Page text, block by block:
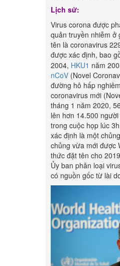
Lịch sử:
Virus corona được
quản truyền nhiễm ở
tên là coronavirus
được xác định, bao
2004, HKU1 năm
nCoV (Novel
đường hô hấp
coronavirus mới
tháng 1 năm 2020,
lên hơn 14.500
trong cuộc họp lúc
xác định là một
chủng vừa mới được
thức đặt tên cho
Ủy ban phân loại
có nguồn gốc từ lài